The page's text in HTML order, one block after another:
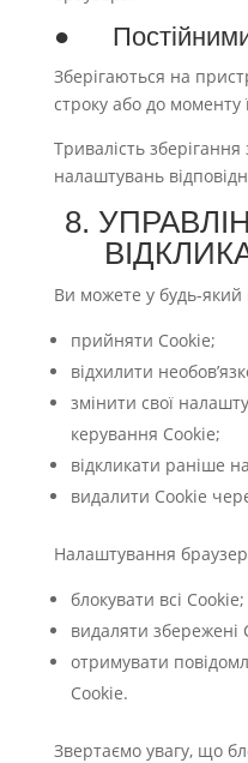
●
Зберігаються на
строку або до моменту
Тривалість
налаштувань
8.
Ви можете у будь-
прийняти Cookie;
відхилити
змінити свої
керування Cookie;
відкликати раніше
видалити Cookie
Налаштування
блокувати всі Cookie;
видаляти збережені
отримувати
Cookie.
Звертаємо увагу, що